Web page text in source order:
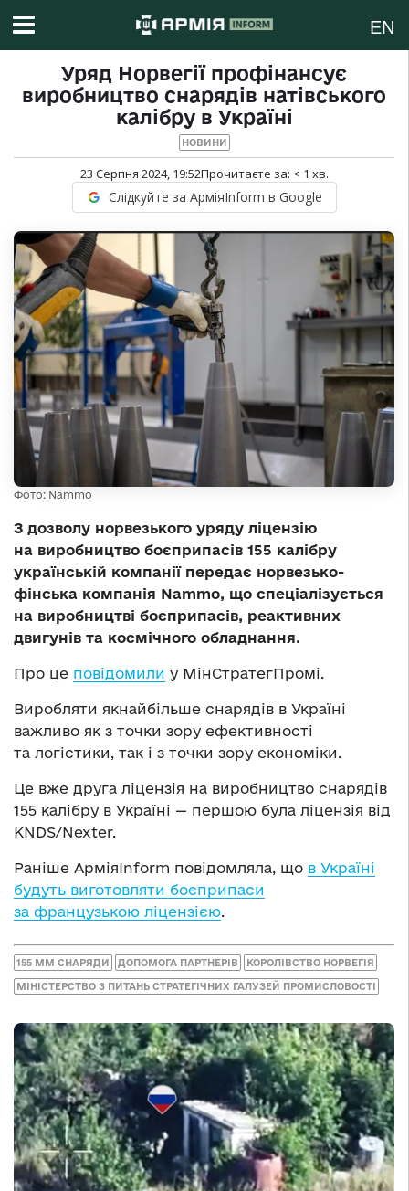
EN
Уряд Норвегії профінансує
виробництво снарядів натівського
калібру в Україні
НОВИНИ
23 Серпня 2024, 19:52Прочитаєте за: < 1 хв.
Слідкуйте за АрміяInform в Google
Фото: Nammo
З дозволу норвезького уряду ліцензію
на виробництво боєприпасів 155 калібру
українській компанії передає норвезько-
фінська компанія Nammo, що спеціалізується
на виробництві боєприпасів, реактивних
двигунів та космічного обладнання.
Про це повідомили у МінСтратегПромі.
Виробляти якнайбільше снарядів в Україні
важливо як з точки зору ефективності
та логістики, так і з точки зору економіки.
Це вже друга ліцензія на виробництво снарядів
155 калібру в Україні — першою була ліцензія від
KNDS/Nexter.
Раніше АрміяInform повідомляла, що в Україні
будуть виготовляти боєприпаси
за французькою ліцензією.
155 ММ СНАРЯДИ ДОПОМОГА ПАРТНЕРІВ КОРОЛІВСТВО НОРВЕГІЯ
МІНІСТЕРСТВО З ПИТАНЬ СТРАТЕГІЧНИХ ГАЛУЗЕЙ ПРОМИСЛОВОСТІ